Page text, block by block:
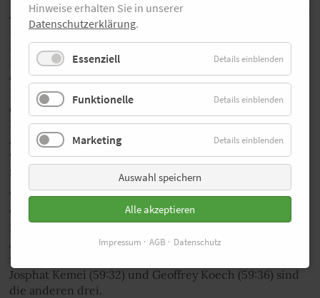
Abel Kipchumba hat sich bei seinem Sieg beim Valencia-
Halbmarathon im vergangenen Oktober auf 58:07
Minuten verbessert und ist damit der sechstschnellste
Läufer aller Zeiten. Damit ist er deutlich schneller als
der derzeitige Kursrekord von 58:42, den sein
Landsmann Eric Kiptanui 2018 in Berlin aufstellte. In
diesem Jahr zeigte der 28-jährige Abel Kipchumba beim
Rennen in Ras Al Khaimah in den Vereinigten
Arabischen Emiraten gute Form und erreichte eine Zeit
von 59:47. „Mein Ziel ist es, am Sonntag den Kursrekord
zu brechen“, sagte Abel Kipchumba.
Vier weitere Athleten aus Kenia gehen mit Bestzeiten
von unter einer Stunde an den Start: Alex Kibet lief in
Ras Al Khaimah (Vereinigte Arabische Emirate) vor vier
Jahren seine Bestzeit von 59:06 und ist damit der
zweitschnellste auf der Liste. Joshua Belet (59:28),
Josphat Kemei (59:32) und Geoffrey Koech (59:36) sind
die anderen drei.
Hinweise erhalten Sie in unserer
Datenschutzerklärung.
Essenziell Details einblenden
Funktionelle Details einblenden
Marketing Details einblenden
Auswahl speichern
Alle akzeptieren
Impressum AGB Datenschutz